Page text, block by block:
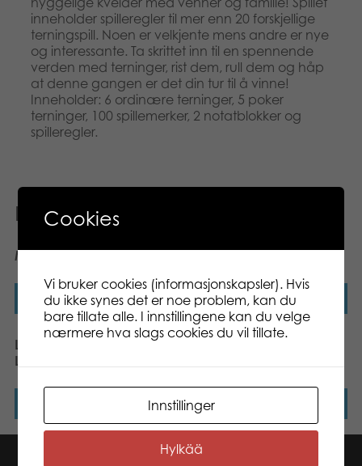
inneholder spilleregler til mer enn 20 forskjellige
terningspill. Noen er velkjente mens andre er nye
og interessante. Ta skrittet inn til en spennende
verden med terninger, rist dem, rull dem og håp
at denne gangen er det din tur til å vinne!
Inneholder: 6 ordinære terninger, 5 poker
terninger, 100 spillemerker, 2 notatblokker og
spilleregler.
Relaterte produkter
Midt på treet
Les mer Les mer
Lumo Stars 3 in 1 Memo,
Lotto, Domino
Cookies
Vi bruker cookies (informasjonskapsler). Hvis
du ikke synes det er noe problem, kan du
bare tillate alle. I innstillingene kan du velge
nærmere hva slags cookies du vil tillate.
Innstillinger
Hylkää